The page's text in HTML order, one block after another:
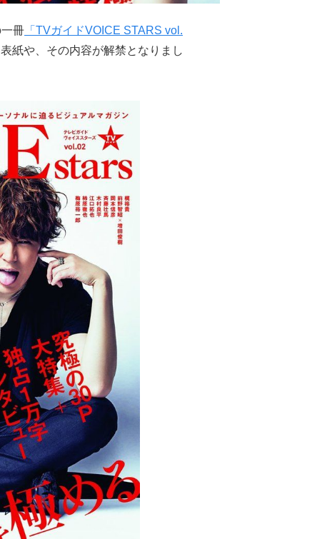
冊 「TVガイドVOICE STARS vol.
紙や、その内容が解禁となりまし